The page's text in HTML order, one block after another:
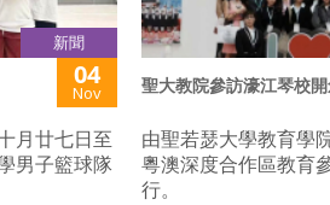
新聞
04
Nov
月廿七日至
男子籃球隊
聖大教院參訪濠江琴校
由聖若瑟大學教育學
粵澳深度合作區教育
行。